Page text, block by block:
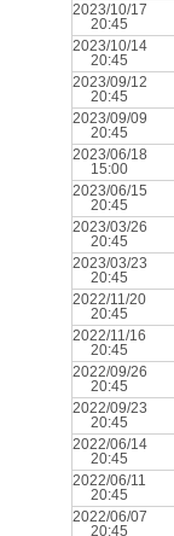
2023/10/17
20:45
2023/10/14
20:45
2023/09/12
20:45
2023/09/09
20:45
2023/06/18
15:00
2023/06/15
20:45
2023/03/26
20:45
2023/03/23
20:45
2022/11/20
20:45
2022/11/16
20:45
2022/09/26
20:45
2022/09/23
20:45
2022/06/14
20:45
2022/06/11
20:45
2022/06/07
20:45